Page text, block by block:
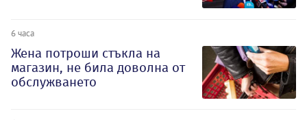
6 часа
Жена потроши стъкла на
магазин, не била доволна от
обслужването